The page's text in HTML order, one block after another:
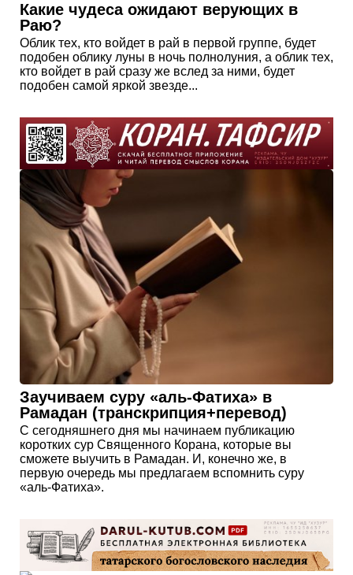
Какие чудеса ожидают верующих в
Раю?
Облик тех, кто войдет в рай в первой группе, будет
подобен облику луны в ночь полнолуния, а облик тех,
кто войдет в рай сразу же вслед за ними, будет
подобен самой яркой звезде...
Заучиваем суру «аль-Фатиха» в
Рамадан (транскрипция+перевод)
С сегодняшнего дня мы начинаем публикацию
коротких сур Священного Корана, которые вы
сможете выучить в Рамадан. И, конечно же, в
первую очередь мы предлагаем вспомнить суру
«аль-Фатиха».